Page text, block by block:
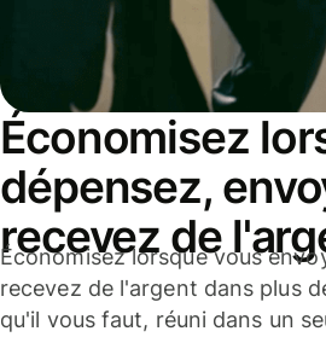
Économisez
dépensez,
recevez de
Économisez lorsque vous
recevez de l'argent dans plus
qu'il vous faut, réuni dans un